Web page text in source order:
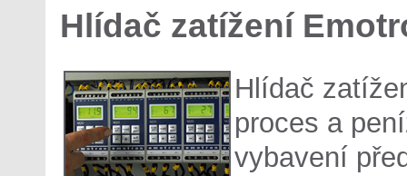
Hlídač zatížení
Hlídač
proces a
vybavení